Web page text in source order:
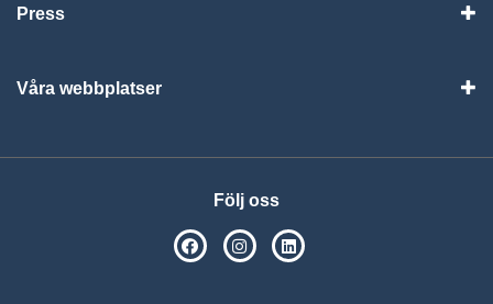
Press
Våra webbplatser
Följ oss
SPSM på Facebook
SPSM på Instagram